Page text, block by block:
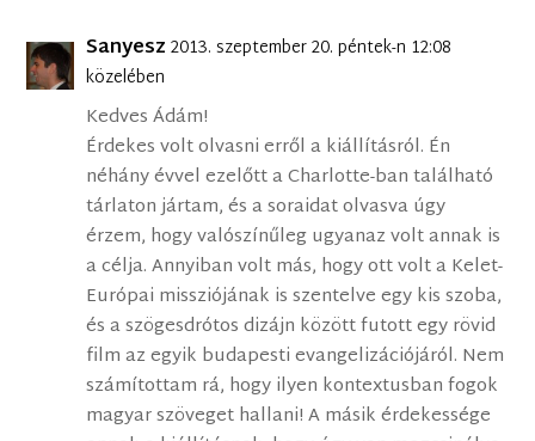
Sanyesz 2013. szeptember 20. péntek-n 12:08
közelében
Kedves Ádám!
Érdekes volt olvasni erről a kiállításról. Én
néhány évvel ezelőtt a Charlotte-ban található
tárlaton jártam, és a soraidat olvasva úgy
érzem, hogy valószínűleg ugyanaz volt annak is
a célja. Annyiban volt más, hogy ott volt a Kelet-
Európai missziójának is szentelve egy kis szoba,
és a szögesdrótos dizájn között futott egy rövid
film az egyik budapesti evangelizációjáról. Nem
számítottam rá, hogy ilyen kontextusban fogok
magyar szöveget hallani! A másik érdekessége